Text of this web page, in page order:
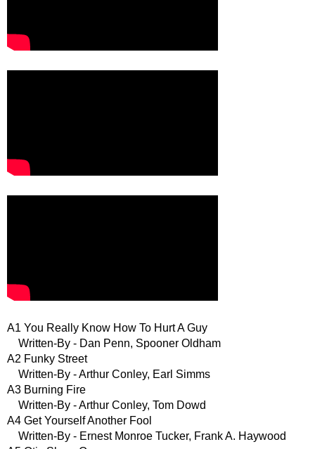
A1 You Really Know How To Hurt A Guy
Written-By - Dan Penn, Spooner Oldham
A2 Funky Street
Written-By - Arthur Conley, Earl Simms
A3 Burning Fire
Written-By - Arthur Conley, Tom Dowd
A4 Get Yourself Another Fool
Written-By - Ernest Monroe Tucker, Frank A. Haywood